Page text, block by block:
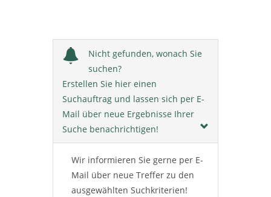
Nicht gefunden, wonach Sie
suchen?
Erstellen Sie hier einen
Suchauftrag und lassen sich per E-
Mail über neue Ergebnisse Ihrer
Suche benachrichtigen!
Wir informieren Sie gerne per E-
Mail über neue Treffer zu den
ausgewählten Suchkriterien!